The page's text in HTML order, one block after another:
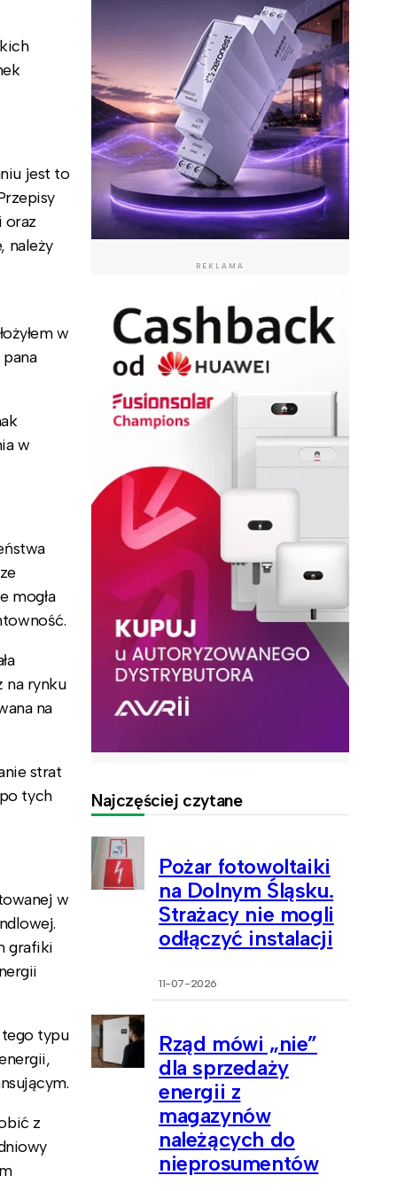
jest to
oraz
należy
w
w
mogła
na rynku
na
strat
tych
w
grafiki
typu
z
REKLAMA
Najczęściej czytane
Pożar fotowoltaiki
na Dolnym Śląsku.
Strażacy nie mogli
odłączyć instalacji
11-07-2026
Rząd mówi „nie”
dla sprzedaży
energii z
magazynów
należących do
nieprosumentów